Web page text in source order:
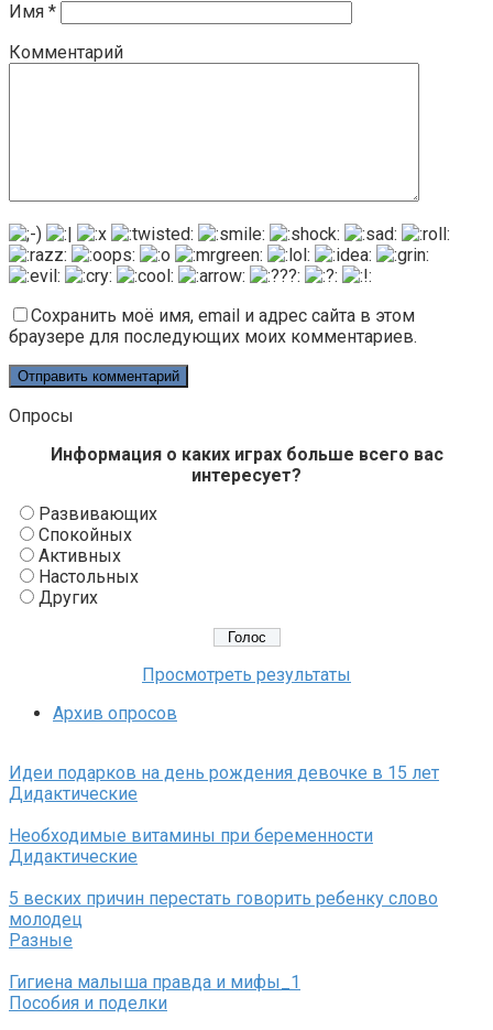
Имя *
Комментарий
Сохранить моё имя, email и адрес сайта в этом
браузере для последующих моих комментариев.
Опросы
Информация о каких играх больше всего вас
интересует?
Развивающих
Спокойных
Активных
Настольных
Других
Просмотреть результаты
Архив опросов
Идеи подарков на день рождения девочке в 15 лет
Дидактические
Необходимые витамины при беременности
Дидактические
5 веских причин перестать говорить ребенку слово
молодец
Разные
Гигиена малыша правда и мифы_1
Пособия и поделки